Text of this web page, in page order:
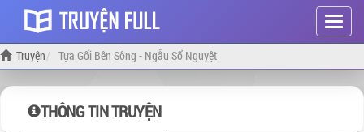
Hiện
menu
Truyện Tựa Gối Bên Sông - Ngẫu Sổ Nguyệt
THÔNG TIN TRUYỆN